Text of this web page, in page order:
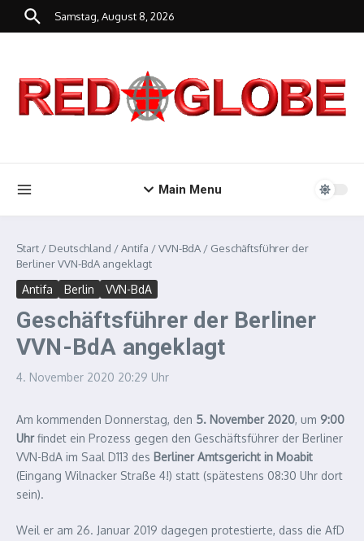
Zum Inhalt springen
Samstag, August 8, 2026
Main Menu
Start / Deutschland /Antifa /VVN-BdA / Geschäftsführer der
Berliner VVN-BdA angeklagt
Antifa Berlin VVN-BdA
Geschäftsführer der Berliner
VVN-BdA angeklagt
4. November 2020 20:29 Uhr
Am kommenden Donnerstag, den 5. November 2020, um 9:00
Uhrfindet ein Prozess gegen den Geschäftsführer der Berliner
VVN-BdA im Saal D113 des Berliner Amtsgericht in Moabit
(Eingang Wilnacker Straße 4!) statt (spätestens 08:30 Uhr dort
sein).
Weil er am 26. Januar 2019 dagegen protestierte, dass die AfD